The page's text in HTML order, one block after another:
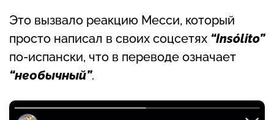
Это вызвало реакцию Месси, который
просто написал в своих соцсетях “Insólito”
по-испански, что в переводе означает
“необычный”.